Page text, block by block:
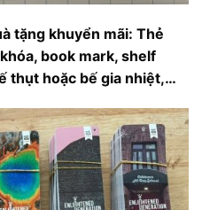
tặng khuyển mãi: Thẻ
book mark, shelf
thụt hoặc bế gia nhiệt,…